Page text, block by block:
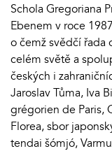
Schola Gregoriana
Ebenem v roce
o čemž svědčí řada
celém světě a
českých i
Jaroslav Tůma, Iva
grégorien de Paris,
Florea, sbor
tendai šómjó,